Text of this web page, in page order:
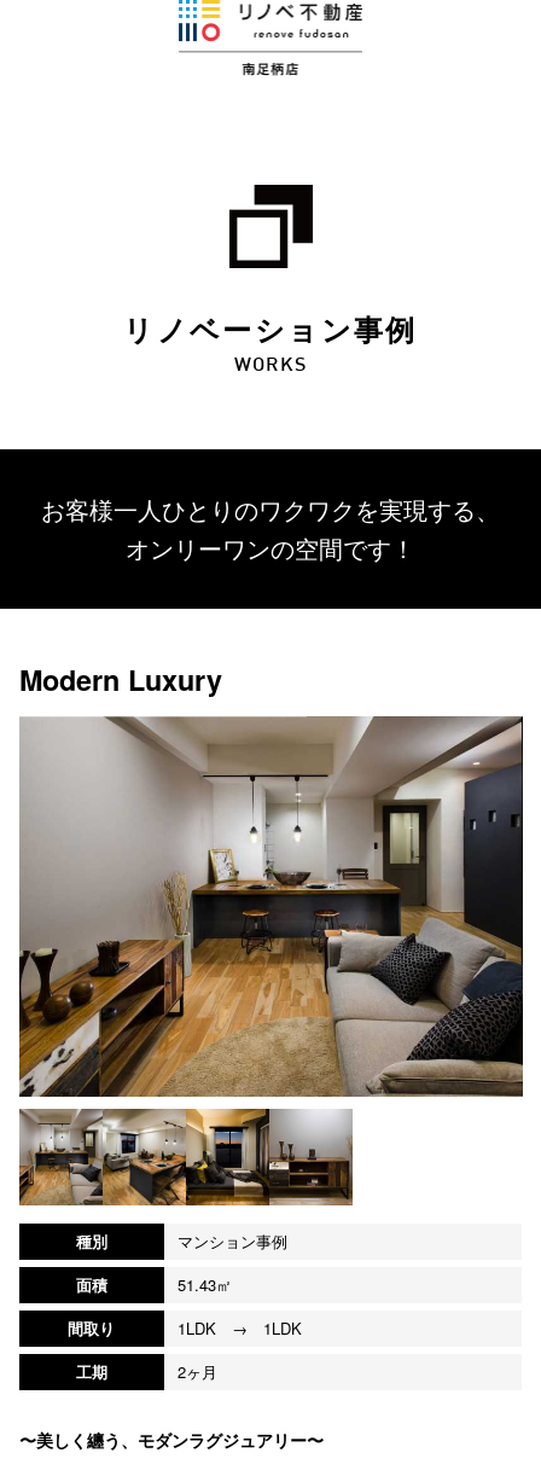
リノベーション事例
WORKS
お客様一人ひとりのワクワクを実現する、
オンリーワンの空間です！
Modern Luxury
種別
マンション事例
面積
51.43㎡
間取り
1LDK → 1LDK
工期
2ヶ月
〜美しく纏う、モダンラグジュアリー〜